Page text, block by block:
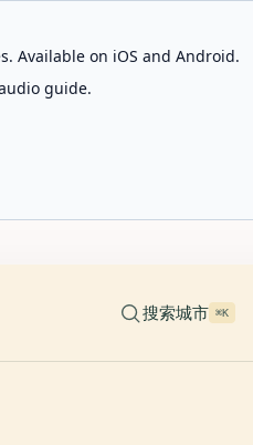
Available on iOS and Android.
guide.
搜索城市 ⌘K